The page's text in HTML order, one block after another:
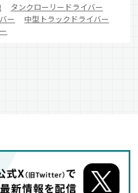
タンクローリードライバー
ー
中型トラックドライバー